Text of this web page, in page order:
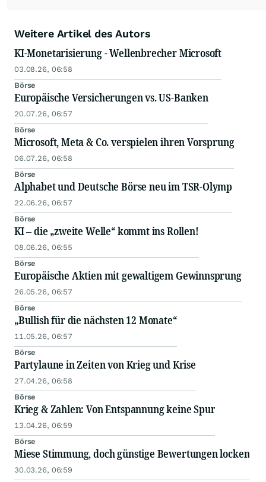
Weitere Artikel des Autors
KI-Monetarisierung - Wellenbrecher Microsoft
03.08.26, 06:58
Börse
Europäische Versicherungen vs. US-Banken
20.07.26, 06:57
Börse
Microsoft, Meta & Co. verspielen ihren Vorsprung
06.07.26, 06:58
Börse
Alphabet und Deutsche Börse neu im TSR-Olymp
22.06.26, 06:57
Börse
KI – die „zweite Welle“ kommt ins Rollen!
08.06.26, 06:55
Börse
Europäische Aktien mit gewaltigem Gewinnsprung
26.05.26, 06:57
Börse
„Bullish für die nächsten 12 Monate“
11.05.26, 06:57
Börse
Partylaune in Zeiten von Krieg und Krise
27.04.26, 06:58
Börse
Krieg & Zahlen: Von Entspannung keine Spur
13.04.26, 06:59
Börse
Miese Stimmung, doch günstige Bewertungen locken
30.03.26, 06:59